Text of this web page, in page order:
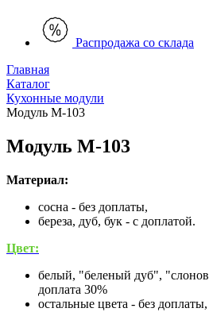
Распродажа со склада
Главная
Каталог
Кухонные модули
Модуль М-103
Модуль М-103
Материал:
сосна - без доплаты,
береза, дуб, бук - с доплатой.
Цвет:
белый, "беленый дуб",
доплата 30%
остальные цвета - без доплаты,